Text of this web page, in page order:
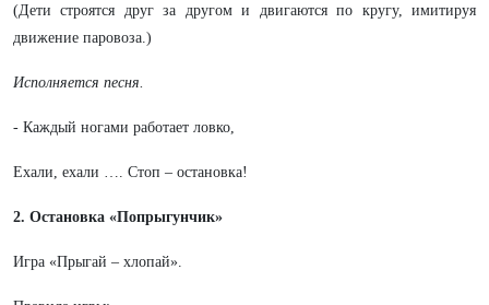
(Дети строятся друг за другом и двигаются по кругу, имитируя
движение паровоза.)
Исполняется песня.
- Каждый ногами работает ловко,
Ехали, ехали …. Стоп – остановка!
2. Остановка «Попрыгунчик»
Игра «Прыгай – хлопай».